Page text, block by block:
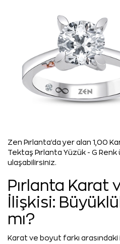
Zen Pırlanta'da yer alan 1,00
Tektaş Pırlanta Yüzük - G
ulaşabilirsiniz.
Pırlanta Karat
İlişkisi:
mı?
Karat ve boyut farkı